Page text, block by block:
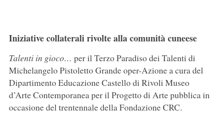
Iniziative collaterali rivolte alla comunità cuneese
Talenti in gioco… per il Terzo Paradiso dei Talenti di
Michelangelo Pistoletto Grande oper-Azione a cura del
Dipartimento Educazione Castello di Rivoli Museo
d’Arte Contemporanea per il Progetto di Arte pubblica in
occasione del trentennale della Fondazione CRC.